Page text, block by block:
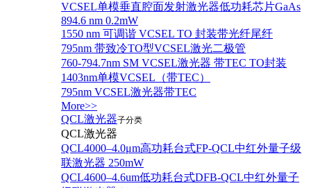
VCSEL单模垂直腔面发射激光器低功耗芯片GaAs
894.6 nm 0.2mW
1550 nm 可调谐 VCSEL TO 封装带光纤尾纤
795nm 带致冷TO型VCSEL激光二极管
760-794.7nm SM VCSEL激光器 带TEC TO封装
1403nm单模VCSEL（带TEC）
795nm VCSEL激光器带TEC
More>>
QCL激光器子分类
QCL激光器
QCL4000–4.0μm高功耗台式FP-QCL中红外量子级
联激光器 250mW
QCL4600–4.6um低功耗台式DFB-QCL中红外量子